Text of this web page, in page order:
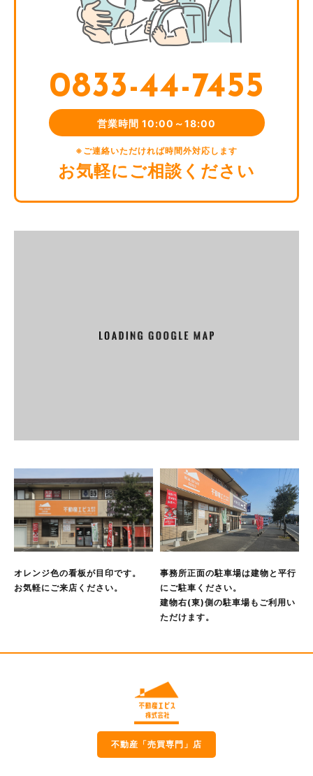
ユーザーが利用中のサービスの新機能，更新情報，キャンペ
ーン等及び当社が提供する他のサービスの案内のメールを送
利用規約に違反したユーザーや，不正・不当な目的でサービ
スを利用しようとするユーザーの特定をし，ご利用をお断り
するため
ユーザーにご自身の登録情報の閲覧や変更，削除，ご利用状
況の閲覧を行っていただくため
有料サービスにおいて，ユーザーに利用料金を請求するため
必要がある場合であって，本人の同意を得ることが困難であ
るとき
国の機関もしくは地方公共団体またはその委託を受けた者が
法令の定める事務を遂行することに対して協力する必要があ
る場合であって，本人の同意を得ることにより当該事務の遂
予め次の事項を告知あるいは公表し，かつ当社が個人情報保
護委員会に届出をしたとき
利用目的に第三者への提供を含むこと
本人の求めに応じて個人情報の第三者への提供を停止するこ
本人の求めを受け付ける方法
前項の定めにかかわらず，次に掲げる場合には，当該情報の
提供先は第三者に該当しないものとします。
当社が利用目的の達成に必要な範囲内において個人情報の取
扱いの全部または一部を委託する場合
0833-44-7455
営業時間 10:00～18:00
※ご連絡いただければ時間外対応します
お気軽にご相談ください
オレンジ色の看板が目印です。
お気軽にご来店ください。
事務所正面の駐車場は建物と平行
にご駐車ください。
建物右(東)側の駐車場もご利用い
ただけます。
不動産「売買専門」店